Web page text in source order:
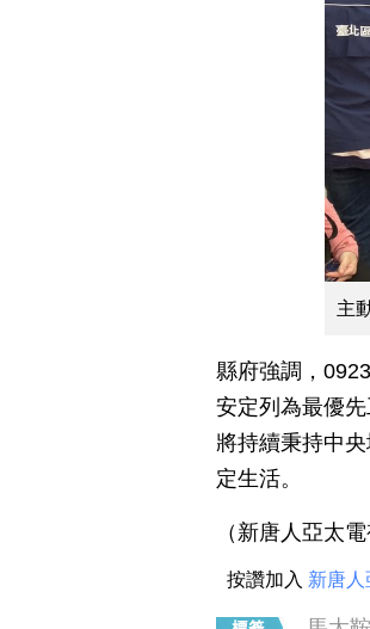
主
縣府強調，
安定列為最優
將持續秉持中
定生活。
（新唐人亞太
按讚加入 新唐人